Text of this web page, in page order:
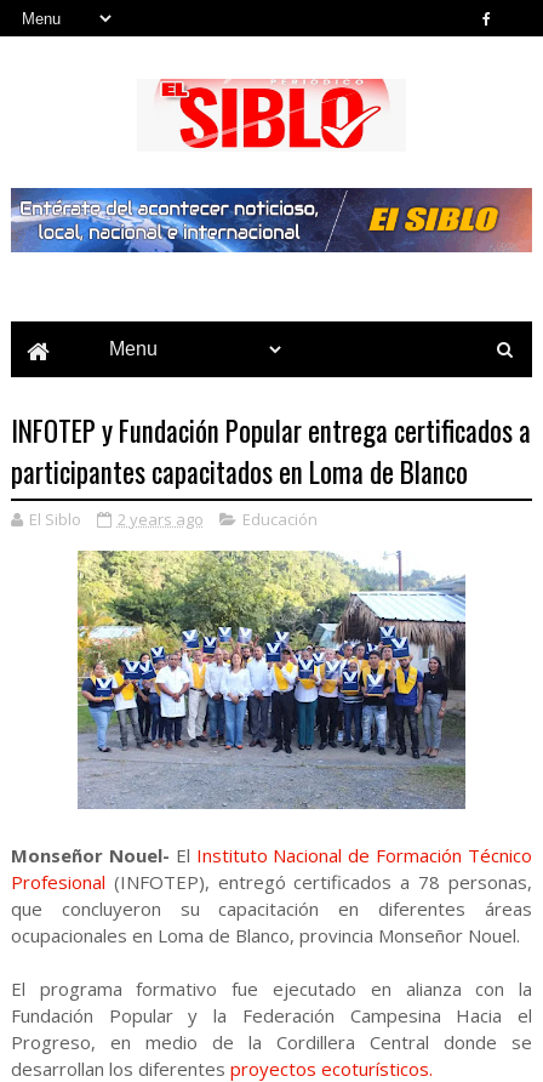
INFOTEP y Fundación Popular entrega certificados a
participantes capacitados en Loma de Blanco
El Siblo 2 years ago Educación
Monseñor Nouel- El Instituto Nacional de Formación Técnico
Profesional (INFOTEP), entregó certificados a 78 personas,
que concluyeron su capacitación en diferentes áreas
ocupacionales en Loma de Blanco, provincia Monseñor Nouel.
El programa formativo fue ejecutado en alianza con la
Fundación Popular y la Federación Campesina Hacia el
Progreso, en medio de la Cordillera Central donde se
desarrollan los diferentes proyectos ecoturísticos.